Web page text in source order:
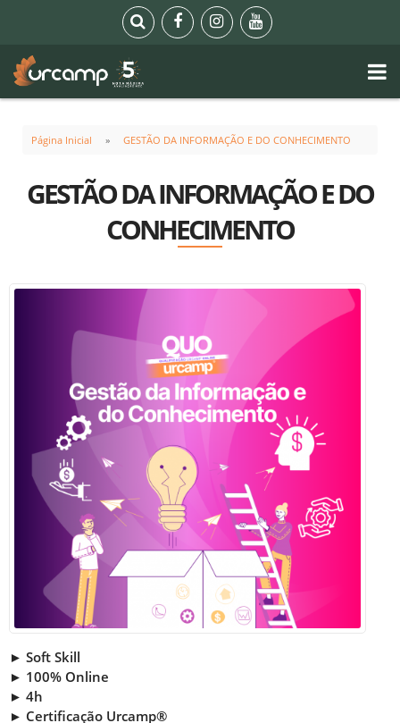
Página Inicial GESTÃO DA INFORMAÇÃO E DO CONHECIMENTO
GESTÃO DA INFORMAÇÃO E DO
CONHECIMENTO
► Soft Skill
► 100% Online
► 4h
► Certificação Urcamp®